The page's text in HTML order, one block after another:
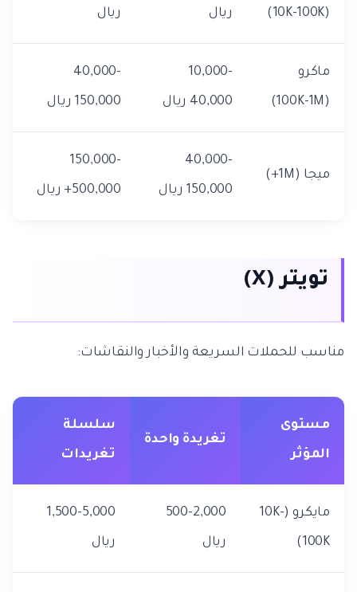
(10K-100K) ريال ريال
ماكرو
(100K-1M)
10,000-
40,000 ريال
40,000-
150,000 ريال
ميجا (1M+)
40,000-
150,000 ريال
150,000-
500,000+ ريال
تويتر (X)
مناسب للحملات السريعة والأخبار والنقاشات:
مستوى
المؤثر
تغريدة واحدة
سلسلة
تغريدات
مايكرو (10K-
100K)
500-2,000
ريال
1,500-5,000
ريال